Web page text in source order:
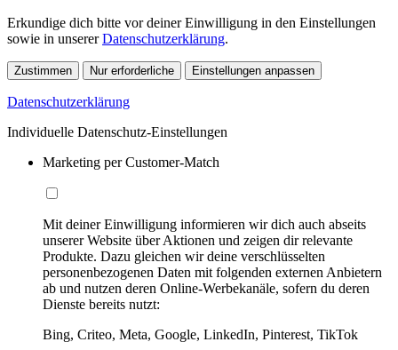
Erkundige dich bitte vor deiner Einwilligung in den Einstellungen
sowie in unsererDatenschutzerklärung.
Zustimmen Nur erforderliche Einstellungen anpassen
Datenschutzerklärung
Individuelle Datenschutz-Einstellungen
Marketing per Customer-Match
Mit deiner Einwilligung informieren wir dich auch abseits
unserer Website über Aktionen und zeigen dir relevante
Produkte. Dazu gleichen wir deine verschlüsselten
personenbezogenen Daten mit folgenden externen Anbietern
ab und nutzen deren Online-Werbekanäle, sofern du deren
Dienste bereits nutzt:
Bing, Criteo, Meta, Google, LinkedIn, Pinterest, TikTok